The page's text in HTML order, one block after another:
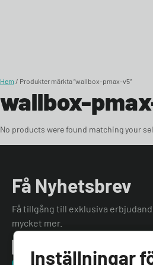
Skip to content
Hem / Produkter märkta ”wallbox-pmax-v5”
wallbox-
No products were found matching your
Få Nyhetsbrev
Få tillgång till exklusiva
mycket mer.
Inställningar